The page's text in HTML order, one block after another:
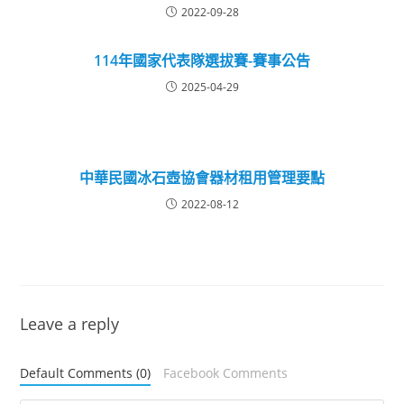
2022-09-28
114年國家代表隊選拔賽-賽事公告
2025-04-29
中華民國冰石壺協會器材租用管理要點
2022-08-12
Leave a reply
Default Comments (0) Facebook Comments